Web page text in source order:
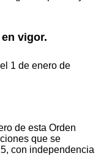
vigor.
1 de enero de
de esta Orden
que se
con independencia